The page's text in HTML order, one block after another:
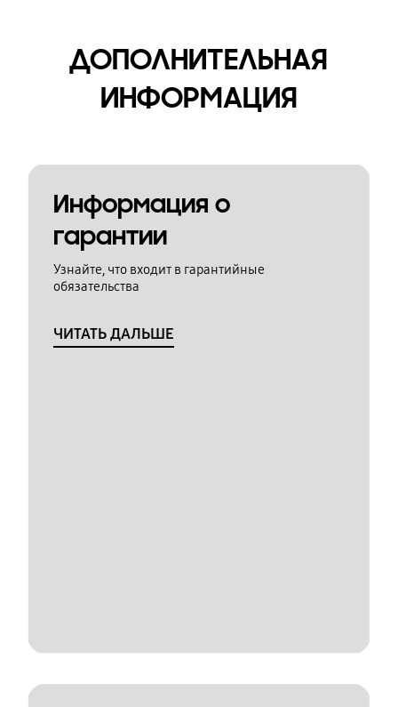
ДОПОЛНИТЕЛЬНАЯ
ИНФОРМАЦИЯ
Информация о
гарантии
Узнайте, что входит в гарантийные
обязательства
ЧИТАТЬ ДАЛЬШЕ